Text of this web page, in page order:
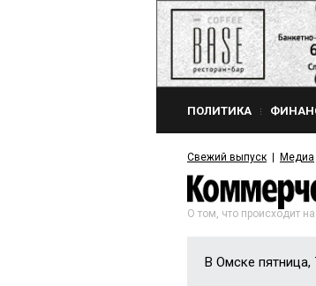
ПОЛИТИКА
Свежий выпуск Медиа
О том, что происходит
В Омске пятница,